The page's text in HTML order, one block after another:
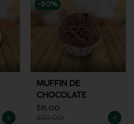
-50%
MUFFIN DE
CHOCOLATE
$15.00
$30.00